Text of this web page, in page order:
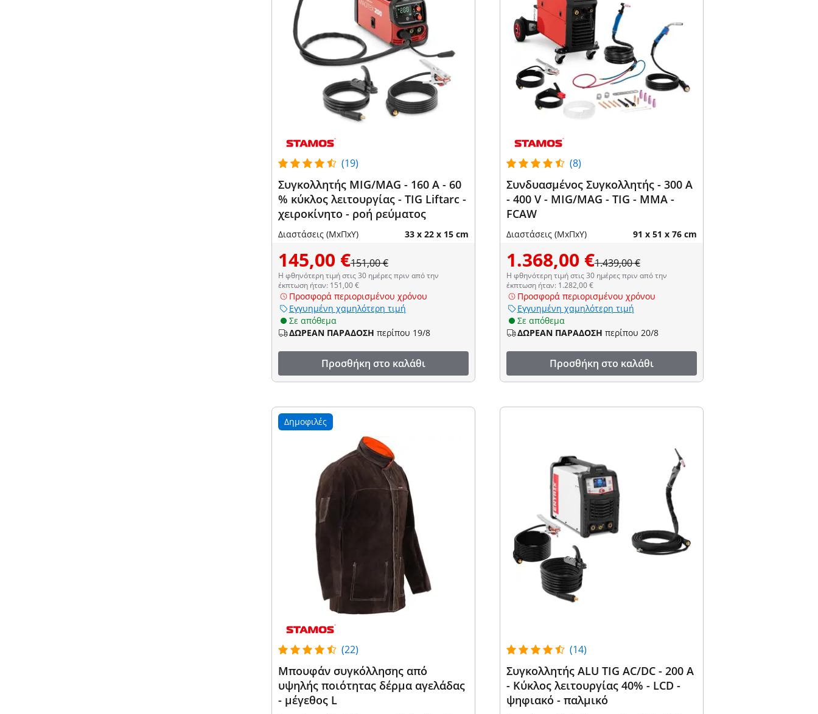
(19)
Συγκολλητής MIG/MAG - 160 A - 60
% κύκλος λειτουργίας - TIG Liftarc -
χειροκίνητο - ροή ρεύματος
Διαστάσεις (ΜxΠxΥ) 33 x 22 x 15 cm
145,00 €151,00 €
Η φθηνότερη τιμή στις 30 ημέρες πριν από την
έκπτωση ήταν: 151,00 €
Προσφορά περιορισμένου χρόνου
Εγγυημένη χαμηλότερη τιμή
Σε απόθεμα
ΔΩΡΕΑΝ ΠΑΡΑΔΟΣΗ περίπου 19/8
Προσθήκη στο καλάθι
(8)
Συνδυασμένος Συγκολλητής - 300 A
- 400 V - MIG/MAG - TIG - MMA -
FCAW
Διαστάσεις (ΜxΠxΥ) 91 x 51 x 76 cm
1.368,00 €1.439,00 €
Η φθηνότερη τιμή στις 30 ημέρες πριν από την
έκπτωση ήταν: 1.282,00 €
Προσφορά περιορισμένου χρόνου
Εγγυημένη χαμηλότερη τιμή
Σε απόθεμα
ΔΩΡΕΑΝ ΠΑΡΑΔΟΣΗ περίπου 20/8
Προσθήκη στο καλάθι
Δημοφιλές
(22)
Μπουφάν συγκόλλησης από
υψηλής ποιότητας δέρμα αγελάδας
- μέγεθος L
(14)
Συγκολλητής ALU TIG AC/DC - 200 A
- Κύκλος λειτουργίας 40% - LCD -
ψηφιακό - παλμικό